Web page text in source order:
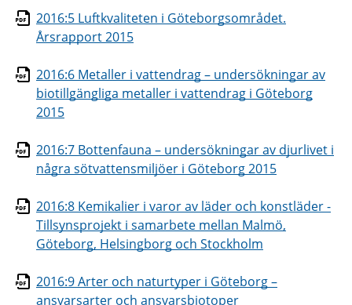
2016:5 Luftkvaliteten i Göteborgsområdet.
Årsrapport 2015
2016:6 Metaller i vattendrag – undersökningar av
biotillgängliga metaller i vattendrag i Göteborg
2015
2016:7 Bottenfauna – undersökningar av djurlivet i
några sötvattensmiljöer i Göteborg 2015
2016:8 Kemikalier i varor av läder och konstläder -
Tillsynsprojekt i samarbete mellan Malmö,
Göteborg, Helsingborg och Stockholm
2016:9 Arter och naturtyper i Göteborg –
ansvarsarter och ansvarsbiotoper